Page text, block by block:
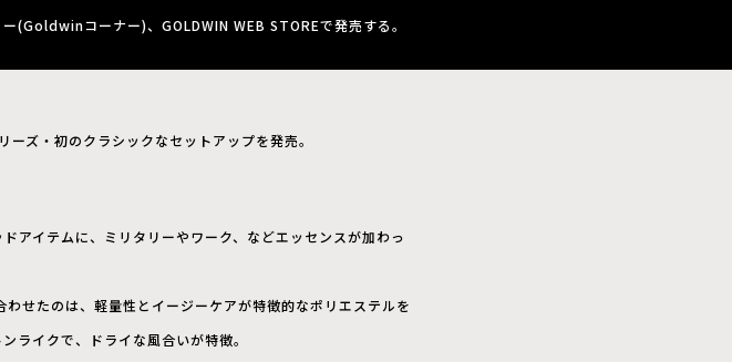
ー(Goldwinコーナー)、GOLDWIN WEB STOREで発売する。
ズ・初のクラシックなセットアップを発売。
アイテムに、ミリタリーやワーク、などエッセンスが加わっ
せたのは、軽量性とイージーケアが特徴的なポリエステルを
ライクで、ドライな風合いが特徴。